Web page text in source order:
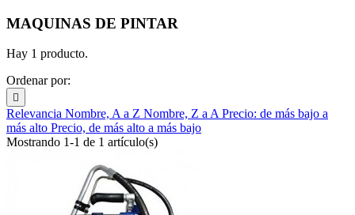
MAQUINAS DE PINTAR
Hay 1 producto.
Ordenar por:

Relevancia Nombre, A a Z Nombre, Z a A Precio: de más bajo a
más alto Precio, de más alto a más bajo
Mostrando 1-1 de 1 artículo(s)